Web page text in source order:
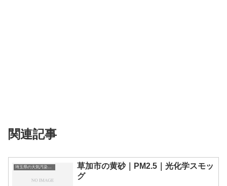
関連記事
埼玉県の大気汚染・PM2.5・黄砂・エアロゾルの数値
草加市の黄砂｜PM2.5｜光化学スモッ
グ